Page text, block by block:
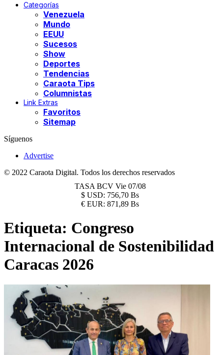
Categorías
Venezuela
Mundo
EEUU
Sucesos
Show
Deportes
Tendencias
Caraota Tips
Columnistas
Link Extras
Favoritos
Sitemap
Síguenos
Advertise
© 2022 Caraota Digital. Todos los derechos reservados
TASA BCV Vie 07/08
$ USD: 756,70 Bs
€ EUR: 871,89 Bs
Etiqueta: Congreso
Internacional de Sostenibilidad
Caracas 2026